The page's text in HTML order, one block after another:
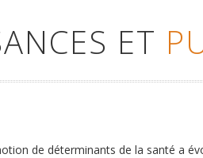
ET
de déterminants de la santé a